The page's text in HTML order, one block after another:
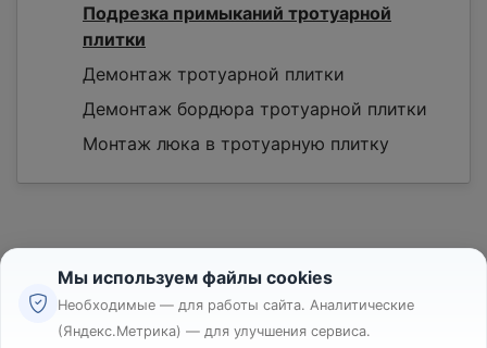
Подрезка примыканий тротуарной
плитки
Демонтаж тротуарной плитки
Демонтаж бордюра тротуарной плитки
Монтаж люка в тротуарную плитку
Мы используем файлы cookies
Необходимые — для работы сайта. Аналитические
(Яндекс.Метрика) — для улучшения сервиса.